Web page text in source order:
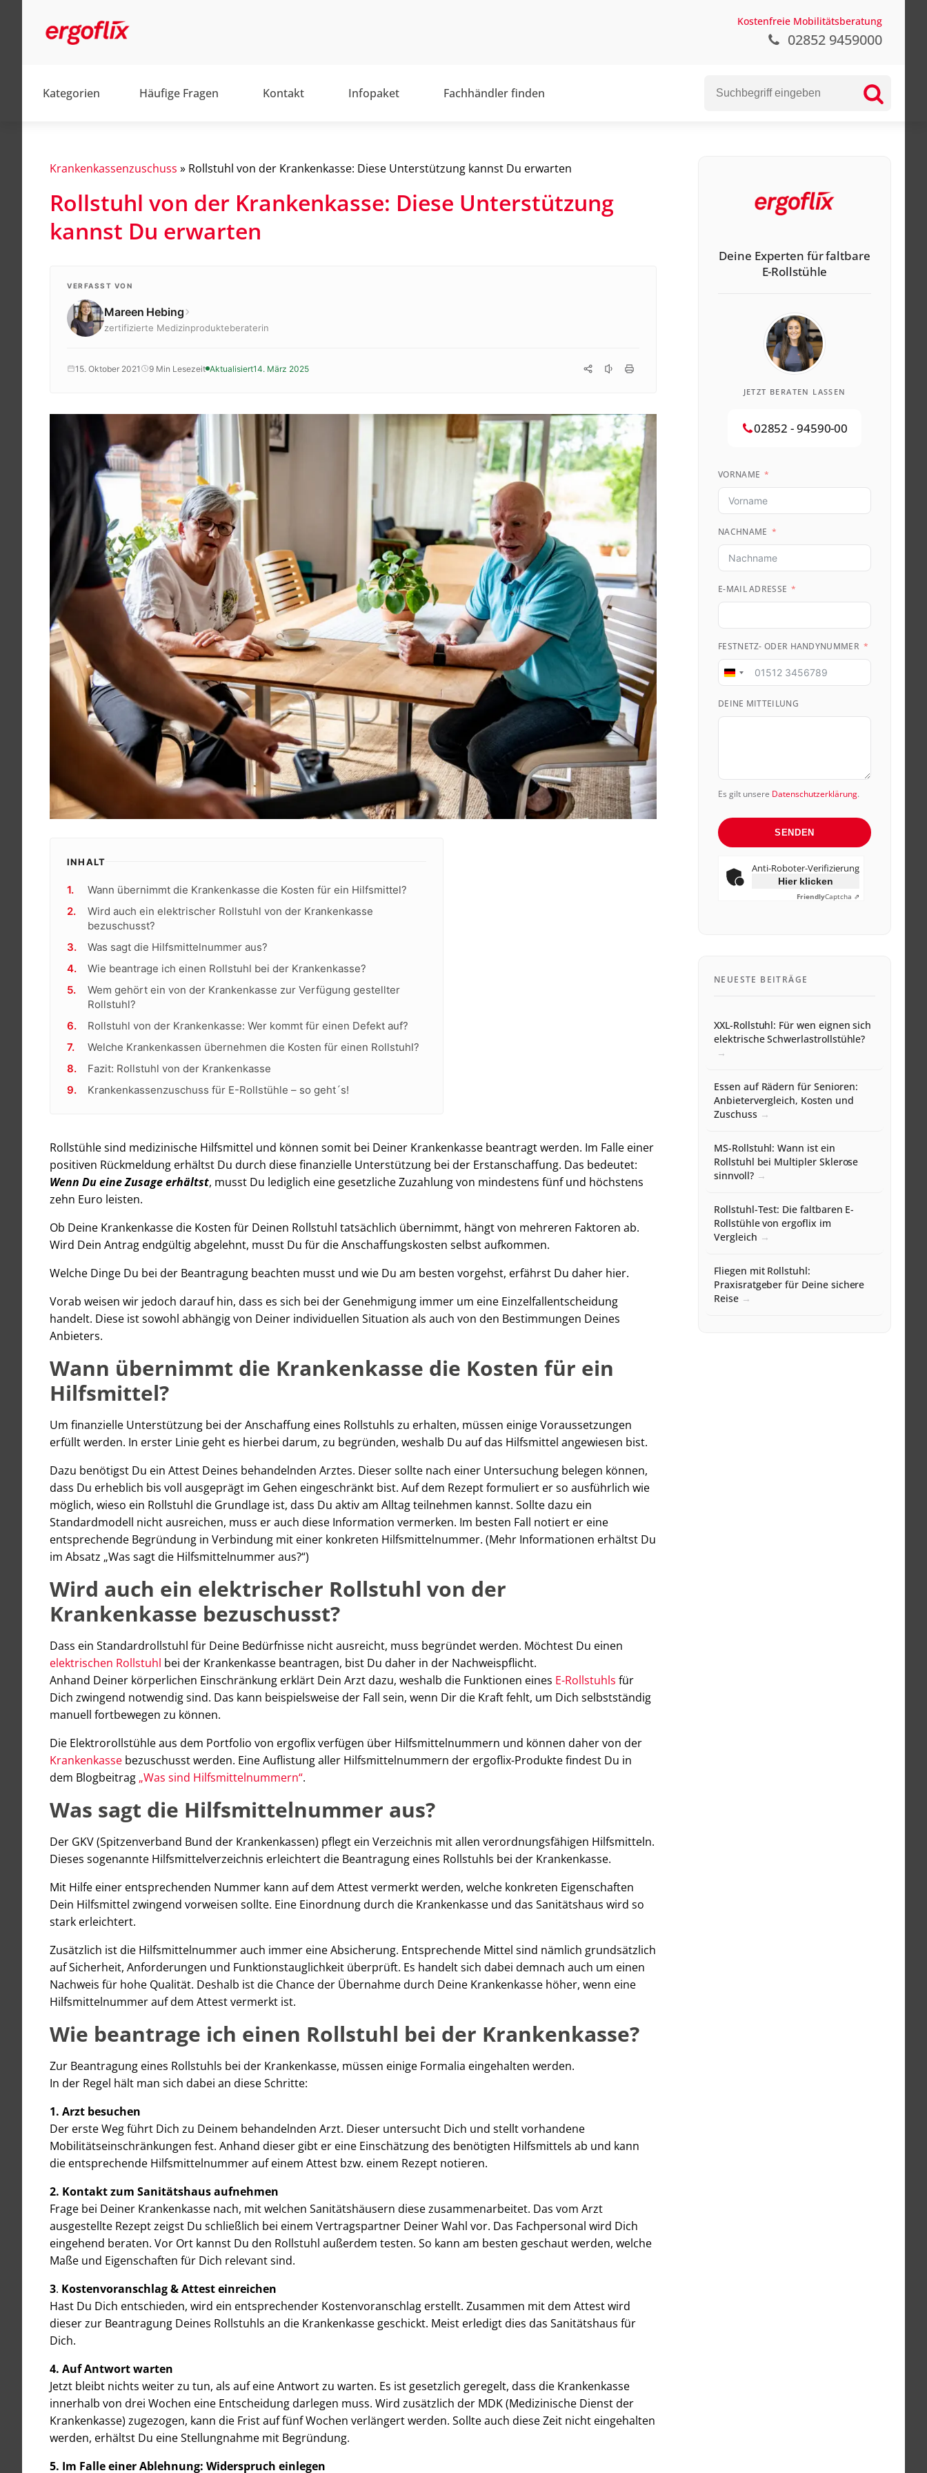
Kostenfreie Mobilitätsberatung
02852 9459000
Kategorien Häufige Fragen Kontakt Infopaket Fachhändler finden
Alltag
Barrierefrei
Elektrorollstühle
Krankenkassenzuschuss
Krankheitsbilder
Reisen
Krankenkassenzuschuss » Rollstuhl von der Krankenkasse: Diese Unterstützung kannst Du erwarten
Rollstuhl von der Krankenkasse: Diese Unterstützung
kannst Du erwarten
VERFASST VON
Mareen Hebing
zertifizierte Medizinprodukteberaterin
15. Oktober 2021 9 Min Lesezeit Aktualisiert14. März 2025
INHALT
Wann übernimmt die Krankenkasse die Kosten für ein Hilfsmittel?
Wird auch ein elektrischer Rollstuhl von der Krankenkasse
bezuschusst?
Was sagt die Hilfsmittelnummer aus?
Wie beantrage ich einen Rollstuhl bei der Krankenkasse?
Wem gehört ein von der Krankenkasse zur Verfügung gestellter
Rollstuhl?
Rollstuhl von der Krankenkasse: Wer kommt für einen Defekt auf?
Welche Krankenkassen übernehmen die Kosten für einen Rollstuhl?
Fazit: Rollstuhl von der Krankenkasse
Krankenkassenzuschuss für E-Rollstühle – so geht´s!
Rollstühle sind medizinische Hilfsmittel und können somit bei Deiner Krankenkasse beantragt werden. Im Falle einer
positiven Rückmeldung erhältst Du durch diese finanzielle Unterstützung bei der Erstanschaffung. Das bedeutet:
Wenn Du eine Zusage erhältst, musst Du lediglich eine gesetzliche Zuzahlung von mindestens fünf und höchstens
zehn Euro leisten.
Ob Deine Krankenkasse die Kosten für Deinen Rollstuhl tatsächlich übernimmt, hängt von mehreren Faktoren ab.
Wird Dein Antrag endgültig abgelehnt, musst Du für die Anschaffungskosten selbst aufkommen.
Welche Dinge Du bei der Beantragung beachten musst und wie Du am besten vorgehst, erfährst Du daher hier.
Vorab weisen wir jedoch darauf hin, dass es sich bei der Genehmigung immer um eine Einzelfallentscheidung
handelt. Diese ist sowohl abhängig von Deiner individuellen Situation als auch von den Bestimmungen Deines
Anbieters.
Wann übernimmt die Krankenkasse die Kosten für ein
Hilfsmittel?
Um finanzielle Unterstützung bei der Anschaffung eines Rollstuhls zu erhalten, müssen einige Voraussetzungen
erfüllt werden. In erster Linie geht es hierbei darum, zu begründen, weshalb Du auf das Hilfsmittel angewiesen bist.
Dazu benötigst Du ein Attest Deines behandelnden Arztes. Dieser sollte nach einer Untersuchung belegen können,
dass Du erheblich bis voll ausgeprägt im Gehen eingeschränkt bist. Auf dem Rezept formuliert er so ausführlich wie
möglich, wieso ein Rollstuhl die Grundlage ist, dass Du aktiv am Alltag teilnehmen kannst. Sollte dazu ein
Standardmodell nicht ausreichen, muss er auch diese Information vermerken. Im besten Fall notiert er eine
entsprechende Begründung in Verbindung mit einer konkreten Hilfsmittelnummer. (Mehr Informationen erhältst Du
im Absatz „Was sagt die Hilfsmittelnummer aus?“)
Wird auch ein elektrischer Rollstuhl von der
Krankenkasse bezuschusst?
Dass ein Standardrollstuhl für Deine Bedürfnisse nicht ausreicht, muss begründet werden. Möchtest Du einen
elektrischen Rollstuhl bei der Krankenkasse beantragen, bist Du daher in der Nachweispflicht.
Anhand Deiner körperlichen Einschränkung erklärt Dein Arzt dazu, weshalb die Funktionen eines E-Rollstuhls für
Dich zwingend notwendig sind. Das kann beispielsweise der Fall sein, wenn Dir die Kraft fehlt, um Dich selbstständig
manuell fortbewegen zu können.
Die Elektrorollstühle aus dem Portfolio von ergoflix verfügen über Hilfsmittelnummern und können daher von der
Krankenkasse bezuschusst werden. Eine Auflistung aller Hilfsmittelnummern der ergoflix-Produkte findest Du in
dem Blogbeitrag „Was sind Hilfsmittelnummern“.
Was sagt die Hilfsmittelnummer aus?
Der GKV (Spitzenverband Bund der Krankenkassen) pflegt ein Verzeichnis mit allen verordnungsfähigen Hilfsmitteln.
Dieses sogenannte Hilfsmittelverzeichnis erleichtert die Beantragung eines Rollstuhls bei der Krankenkasse.
Mit Hilfe einer entsprechenden Nummer kann auf dem Attest vermerkt werden, welche konkreten Eigenschaften
Dein Hilfsmittel zwingend vorweisen sollte. Eine Einordnung durch die Krankenkasse und das Sanitätshaus wird so
stark erleichtert.
Zusätzlich ist die Hilfsmittelnummer auch immer eine Absicherung. Entsprechende Mittel sind nämlich grundsätzlich
auf Sicherheit, Anforderungen und Funktionstauglichkeit überprüft. Es handelt sich dabei demnach auch um einen
Nachweis für hohe Qualität. Deshalb ist die Chance der Übernahme durch Deine Krankenkasse höher, wenn eine
Hilfsmittelnummer auf dem Attest vermerkt ist.
Wie beantrage ich einen Rollstuhl bei der Krankenkasse?
Zur Beantragung eines Rollstuhls bei der Krankenkasse, müssen einige Formalia eingehalten werden.
In der Regel hält man sich dabei an diese Schritte:
1. Arzt besuchen
Der erste Weg führt Dich zu Deinem behandelnden Arzt. Dieser untersucht Dich und stellt vorhandene
Mobilitätseinschränkungen fest. Anhand dieser gibt er eine Einschätzung des benötigten Hilfsmittels ab und kann
die entsprechende Hilfsmittelnummer auf einem Attest bzw. einem Rezept notieren.
2. Kontakt zum Sanitätshaus aufnehmen
Frage bei Deiner Krankenkasse nach, mit welchen Sanitätshäusern diese zusammenarbeitet. Das vom Arzt
ausgestellte Rezept zeigst Du schließlich bei einem Vertragspartner Deiner Wahl vor. Das Fachpersonal wird Dich
eingehend beraten. Vor Ort kannst Du den Rollstuhl außerdem testen. So kann am besten geschaut werden, welche
Maße und Eigenschaften für Dich relevant sind.
3. Kostenvoranschlag & Attest einreichen
Hast Du Dich entschieden, wird ein entsprechender Kostenvoranschlag erstellt. Zusammen mit dem Attest wird
dieser zur Beantragung Deines Rollstuhls an die Krankenkasse geschickt. Meist erledigt dies das Sanitätshaus für
Dich.
4. Auf Antwort warten
Jetzt bleibt nichts weiter zu tun, als auf eine Antwort zu warten. Es ist gesetzlich geregelt, dass die Krankenkasse
innerhalb von drei Wochen eine Entscheidung darlegen muss. Wird zusätzlich der MDK (Medizinische Dienst der
Krankenkasse) zugezogen, kann die Frist auf fünf Wochen verlängert werden. Sollte auch diese Zeit nicht eingehalten
werden, erhältst Du eine Stellungnahme mit Begründung.
5. Im Falle einer Ablehnung: Widerspruch einlegen
Deine Experten für faltbare
E-Rollstühle
JETZT BERATEN LASSEN
02852 - 94590-00
VORNAME
NACHNAME
E-MAIL ADRESSE
FESTNETZ- ODER HANDYNUMMER
Germany
DEINE MITTEILUNG
Es gilt unsere Datenschutzerklärung.
SENDEN
Anti-Roboter-Verifizierung
Hier klicken
FriendlyCaptcha ⇗
NEUESTE BEITRÄGE
XXL-Rollstuhl: Für wen eignen sich
elektrische Schwerlastrollstühle?
Essen auf Rädern für Senioren:
Anbietervergleich, Kosten und
Zuschuss
MS-Rollstuhl: Wann ist ein
Rollstuhl bei Multipler Sklerose
sinnvoll?
Rollstuhl-Test: Die faltbaren E-
Rollstühle von ergoflix im
Vergleich
Fliegen mit Rollstuhl:
Praxisratgeber für Deine sichere
Reise